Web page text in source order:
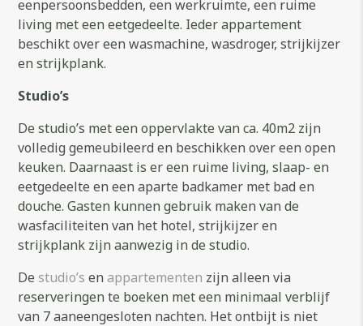
eenpersoonsbedden, een werkruimte, een ruime
living met een eetgedeelte. Ieder appartement
beschikt over een wasmachine, wasdroger, strijkijzer
en strijkplank.
Studio’s
De studio’s met een oppervlakte van ca. 40m2 zijn
volledig gemeubileerd en beschikken over een open
keuken. Daarnaast is er een ruime living, slaap- en
eetgedeelte en een aparte badkamer met bad en
douche. Gasten kunnen gebruik maken van de
wasfaciliteiten van het hotel, strijkijzer en
strijkplank zijn aanwezig in de studio.
Destudio’s enappartementen zijn alleen via
reserveringen te boeken met een minimaal verblijf
van 7 aaneengesloten nachten. Het ontbijt is niet